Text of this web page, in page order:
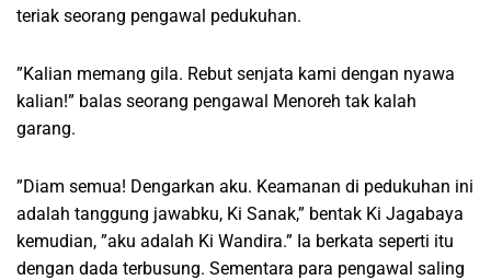
teriak seorang pengawal pedukuhan.
”Kalian memang gila. Rebut senjata kami dengan nyawa
kalian!” balas seorang pengawal Menoreh tak kalah
garang.
”Diam semua! Dengarkan aku. Keamanan di pedukuhan ini
adalah tanggung jawabku, Ki Sanak,” bentak Ki Jagabaya
kemudian, ”aku adalah Ki Wandira.” Ia berkata seperti itu
dengan dada terbusung. Sementara para pengawal saling